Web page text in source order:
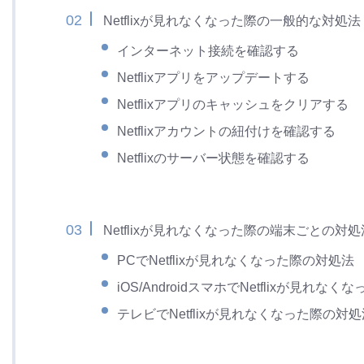
Netflixが見れなくなった際の一般的な対処法
インターネット接続を確認する
Netflixアプリをアップデートする
Netflixアプリのキャッシュをクリアする
Netflixアカウントの紐付けを確認する
Netflixのサーバー状態を確認する
Netflixが見れなくなった際の端末ごとの対処
PCでNetflixが見れなくなった際の対処法
iOS/AndroidスマホでNetflixが見れなくな
テレビでNetflixが見れなくなった際の対処